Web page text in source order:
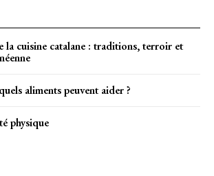
la cuisine catalane : traditions, terroir et
aliments peuvent aider ?
physique